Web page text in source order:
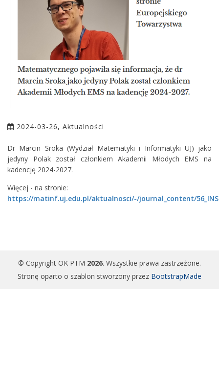
2024-03-26, Aktualności
Dr Marcin Sroka (Wydział Matematyki i Informatyki UJ) jako
jedyny Polak został członkiem Akademii Młodych EMS na
kadencję 2024-2027.
Więcej - na stronie:
https://matinf.uj.edu.pl/aktualnosci/-/journal_content/
© Copyright OK PTM 2026. Wszystkie prawa zastrzeżone.
Stronę oparto o szablon stworzony przez BootstrapMade